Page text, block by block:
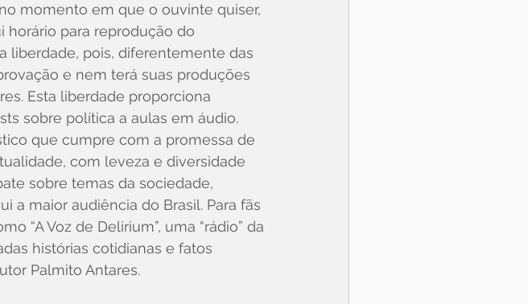
momento em que o ouvinte quiser,
para reprodução do
liberdade, pois, diferentemente das
e nem terá suas produções
Esta liberdade proporciona
sobre política a aulas em áudio.
que cumpre com a promessa de
com leveza e diversidade
sobre temas da sociedade,
a maior audiência do Brasil. Para fãs
“A Voz de Delirium”, uma “rádio” da
histórias cotidianas e fatos
Palmito Antares.